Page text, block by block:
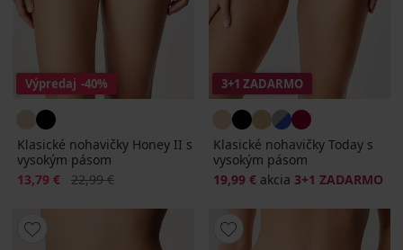
Výpredaj -40%
Klasické nohavičky Honey II s
vysokým pásom
Zľava
13,79 € Pôvodná cena
22,99 €
3+1 ZADARMO
Klasické nohavičky Today s
vysokým pásom
19,99 € akcia 3+1 ZADARMO